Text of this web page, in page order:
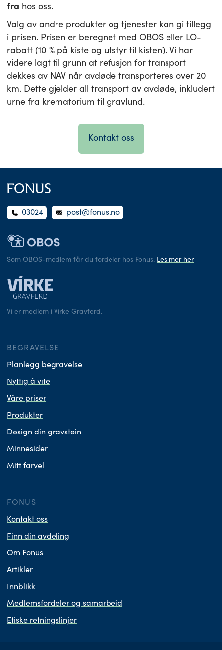
fra hos oss.
Valg av andre produkter og tjenester kan gi tillegg
i prisen. Prisen er beregnet med OBOS eller LO-
rabatt (10 % på kiste og utstyr til kisten). Vi har
videre lagt til grunn at refusjon for transport
dekkes av NAV når avdøde transporteres over 20
km. Dette gjelder all transport av avdøde, inkludert
urne fra krematorium til gravlund.
Kontakt oss
03024 post@fonus.no
Som OBOS-medlem får du fordeler hos Fonus. Les mer her
Vi er medlem i Virke Gravferd.
BEGRAVELSE
Planlegg begravelse
Nyttig å vite
Våre priser
Produkter
Design din gravstein
Minnesider
Mitt farvel
FONUS
Kontakt oss
Finn din avdeling
Om Fonus
Artikler
Innblikk
Medlemsfordeler og samarbeid
Etiske retningslinjer